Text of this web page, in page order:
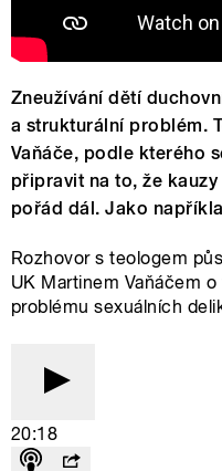
Zneužívání dětí
a strukturální problém.
Vaňáče, podle kterého
připravit na to, že
pořád dál. Jako
Rozhovor s teologem
UK Martinem Vaňáčem
problému sexuálních
20:18